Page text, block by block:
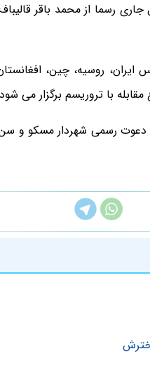
رسما از محمد باقر
با تروریسم برگزار می
قالیباف بر اساس دعوت رسمی شهردار